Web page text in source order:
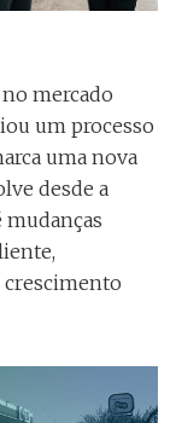
mercado
um processo
uma nova
desde a
crescimento